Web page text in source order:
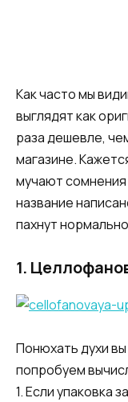
Как часто мы
выглядят как
раза дешевле,
магазине.
мучают
название
пахнут
1.
Понюхать духи
попробуем
1. Если упаковка